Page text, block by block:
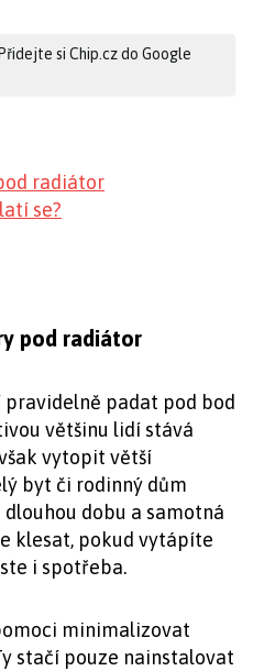
si Chip.cz do Google
radiátor
se?
pod radiátor
padat pod bod
většinu lidí stává
vytopit větší
byt či rodinný dům
dobu a samotná
klesat, pokud vytápíte
i spotřeba.
minimalizovat
stačí pouze nainstalovat